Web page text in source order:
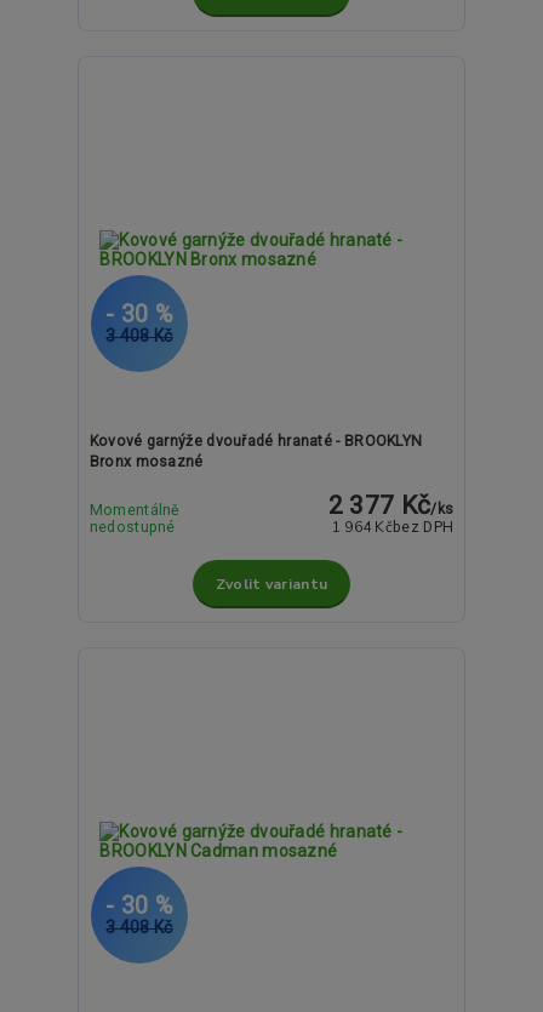
3 408 Kč
- 30 %
Kovové garnýže dvouřadé hranaté - BROOKLYN
Bronx mosazné
2 377 Kč/ ks
1 964 Kč bez DPH
Momentálně
nedostupné
Zvolit variantu
3 408 Kč
- 30 %